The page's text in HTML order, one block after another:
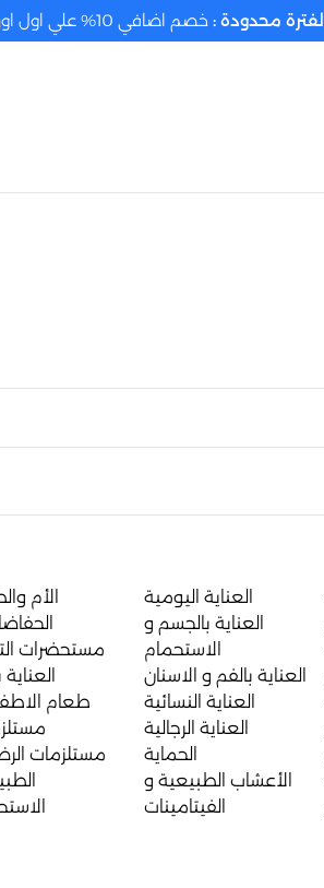
العناية اليومية
العناية بالجسم و
الاستحمام
العناية بالفم و الاسنان
العناية النسائية
العناية الرجالية
الحماية
الأعشاب الطبيعية و
الفيتامينات
الأم
مستحضرات
العناية
طعام
مستلزمات
لفترة محدودة : خصم اضافي 10% علي اول اوردر ليك بكوبون